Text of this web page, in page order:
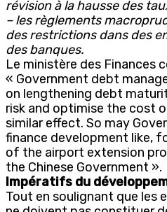
révision à la hausse des
– les règlements
des restrictions dans des
des banques.
Le ministère des Finances
« Government debt
on lengthening debt
risk and optimise the cost
similar effect. So may
finance development like,
of the airport extension
the Chinese Government ».
Impératifs du
Tout en soulignant que les